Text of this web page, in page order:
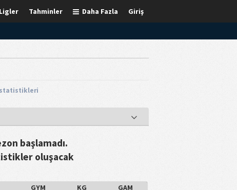
Giriş
Daha Fazla
Tahminler
Ligler
başlamadı.
oluşacak
GYM KG GAM